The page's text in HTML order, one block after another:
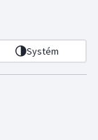
Systém